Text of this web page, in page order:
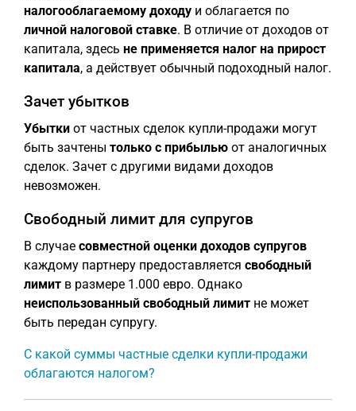
налогооблагаемому доходу и облагается по
личной налоговой ставке. В отличие от доходов от
капитала, здесь не применяется налог на прирост
капитала, а действует обычный подоходный налог.
Зачет убытков
Убытки от частных сделок купли-продажи могут
быть зачтены только с прибылью от аналогичных
сделок. Зачет с другими видами доходов
невозможен.
Свободный лимит для супругов
В случае совместной оценки доходов супругов
каждому партнеру предоставляется свободный
лимит в размере 1.000 евро. Однако
неиспользованный свободный лимит не может
быть передан супругу.
С какой суммы частные сделки купли-продажи
облагаются налогом?